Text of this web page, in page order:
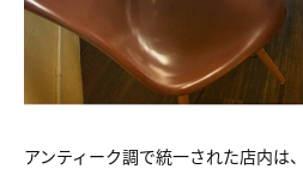
アンティーク調で統一された店内は